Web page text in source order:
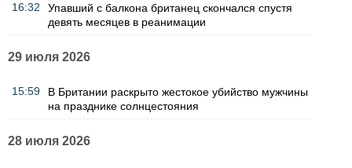
16:32
Упавший с балкона британец скончался спустя
девять месяцев в реанимации
29 июля 2026
15:59
В Британии раскрыто жестокое убийство мужчины
на празднике солнцестояния
28 июля 2026